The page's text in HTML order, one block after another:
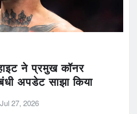
ने प्रमुख कॉनर
अपडेट साझा किया
Jul 27, 2026